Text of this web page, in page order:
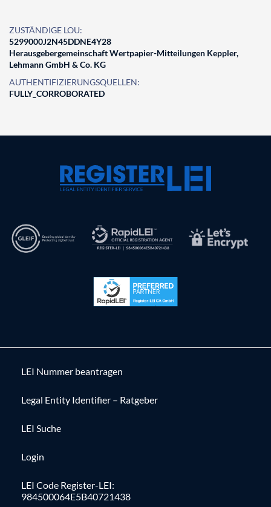
ZUSTÄNDIGE LOU:
5299000J2N45DDNE4Y28
Herausgebergemeinschaft Wertpapier-Mitteilungen Keppler,
Lehmann GmbH & Co. KG
AUTHENTIFIZIERUNGSQUELLEN:
FULLY_CORROBORATED
LEI Nummer beantragen
Legal Entity Identifier – Ratgeber
LEI Suche
Login
LEI Code Register-LEI:
984500064E5B40721438